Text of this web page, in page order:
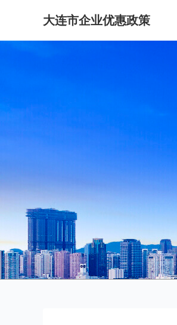
大连市企业优惠政策